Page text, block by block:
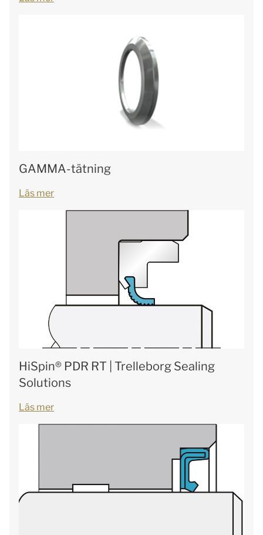
GAMMA-tätning
Läs mer
HiSpin® PDR RT | Trelleborg Sealing
Solutions
Läs mer